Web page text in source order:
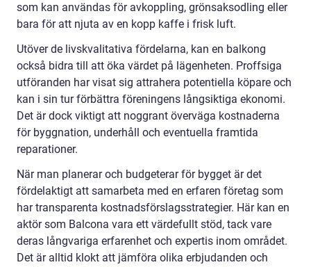
som kan användas för avkoppling, grönsaksodling eller
bara för att njuta av en kopp kaffe i frisk luft.
Utöver de livskvalitativa fördelarna, kan en balkong
också bidra till att öka värdet på lägenheten. Proffsiga
utföranden har visat sig attrahera potentiella köpare och
kan i sin tur förbättra föreningens långsiktiga ekonomi.
Det är dock viktigt att noggrant överväga kostnaderna
för byggnation, underhåll och eventuella framtida
reparationer.
När man planerar och budgeterar för bygget är det
fördelaktigt att samarbeta med en erfaren företag som
har transparenta kostnadsförslagsstrategier. Här kan en
aktör som Balcona vara ett värdefullt stöd, tack vare
deras långvariga erfarenhet och expertis inom området.
Det är alltid klokt att jämföra olika erbjudanden och